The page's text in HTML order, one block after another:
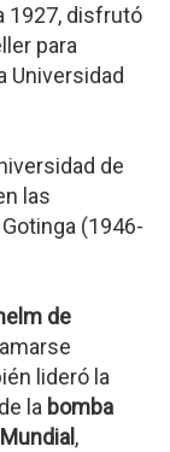
1927, disfrutó
para
Universidad
de
las
(1946-
de
lideró la
la bomba
,